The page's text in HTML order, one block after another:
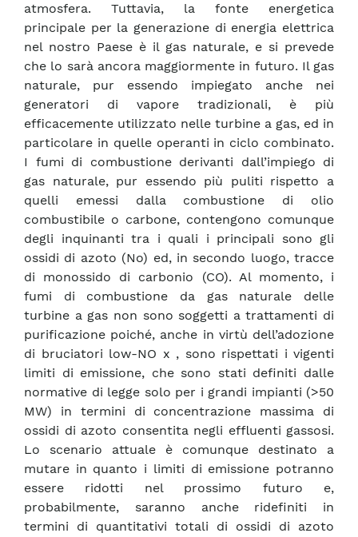
atmosfera. Tuttavia, la fonte energetica
principale per la generazione di energia elettrica
nel nostro Paese è il gas naturale, e si prevede
che lo sarà ancora maggiormente in futuro. Il gas
naturale, pur essendo impiegato anche nei
generatori di vapore tradizionali, è più
efficacemente utilizzato nelle turbine a gas, ed in
particolare in quelle operanti in ciclo combinato.
I fumi di combustione derivanti dall’impiego di
gas naturale, pur essendo più puliti rispetto a
quelli emessi dalla combustione di olio
combustibile o carbone, contengono comunque
degli inquinanti tra i quali i principali sono gli
ossidi di azoto (No) ed, in secondo luogo, tracce
di monossido di carbonio (CO). Al momento, i
fumi di combustione da gas naturale delle
turbine a gas non sono soggetti a trattamenti di
purificazione poiché, anche in virtù dell’adozione
di bruciatori low-NO x , sono rispettati i vigenti
limiti di emissione, che sono stati definiti dalle
normative di legge solo per i grandi impianti (>50
MW) in termini di concentrazione massima di
ossidi di azoto consentita negli effluenti gassosi.
Lo scenario attuale è comunque destinato a
mutare in quanto i limiti di emissione potranno
essere ridotti nel prossimo futuro e,
probabilmente, saranno anche ridefiniti in
termini di quantitativi totali di ossidi di azoto